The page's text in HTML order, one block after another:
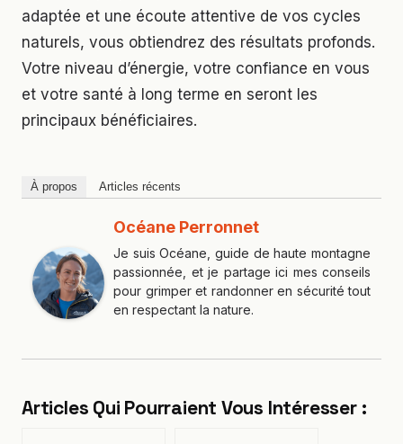
adaptée et une écoute attentive de vos cycles
naturels, vous obtiendrez des résultats profonds.
Votre niveau d’énergie, votre confiance en vous
et votre santé à long terme en seront les
principaux bénéficiaires.
À propos Articles récents
Océane Perronnet
Je suis Océane, guide de haute montagne
passionnée, et je partage ici mes conseils
pour grimper et randonner en sécurité tout
en respectant la nature.
Articles Qui Pourraient Vous Intéresser :